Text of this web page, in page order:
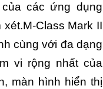
các ứng dụng
Class Mark II
cùng với đa dạng
vi rộng nhất của
màn hình hiển thị